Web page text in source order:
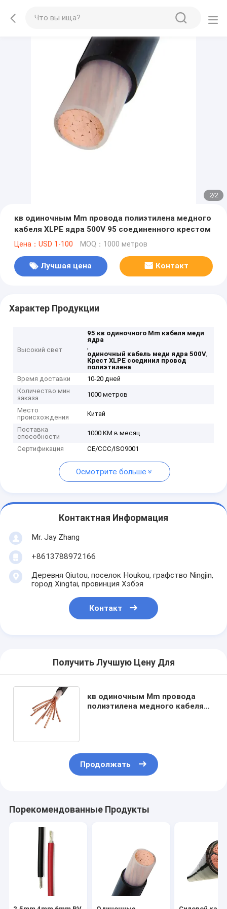
2/2
кв одиночным Mm провода полиэтилена медного
кабеля XLPE ядра 500V 95 соединенного крестом
Цена：USD 1-100 MOQ：1000 метров
Лучшая цена Контакт
Характер Продукции
Высокий свет
95 кв одиночного Mm кабеля меди
ядра
,
одиночный кабель меди ядра 500V,
Крест XLPE соединил провод
полиэтилена
Время доставки
10-20 дней
Количество мин
заказа
1000 метров
Место
происхождения
Китай
Поставка
способности
1000 KM в месяц
Сертификация CE/CCC/ISO9001
Осмотрите больше
Контактная Информация
Mr. Jay Zhang
+8613788972166
Деревня Qiutou, поселок Houkou, графство Ningjin,
город Xingtai, провинция Хэбэя
Контакт
Получить Лучшую Цену Для
кв одиночным Mm провода
полиэтилена медного кабеля
Продолжать
Порекомендованные Продукты